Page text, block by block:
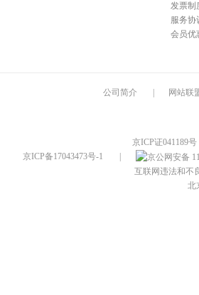
发票制
服务协
会员优
公司简介 网站联
京ICP证041189号
京ICP备17043473号-1
互联网违法和不
北